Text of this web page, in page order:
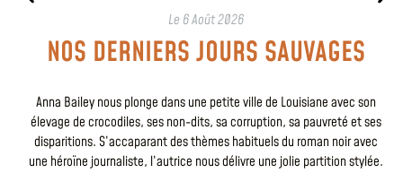
Le 6 Août 2026
NOS DERNIERS JOURS SAUVAGES
Anna Bailey nous plonge dans une petite ville de Louisiane avec son
élevage de crocodiles, ses non-dits, sa corruption, sa pauvreté et ses
disparitions. S’accaparant des thèmes habituels du roman noir avec
une héroïne journaliste, l’autrice nous délivre une jolie partition stylée.